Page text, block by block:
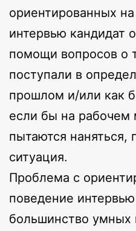
ориентированных
интервью кандидат
помощи вопросов о
поступали в
прошлом и/или как
если бы на рабочем
пытаются наняться,
ситуация.
Проблема с
поведение
большинство умных